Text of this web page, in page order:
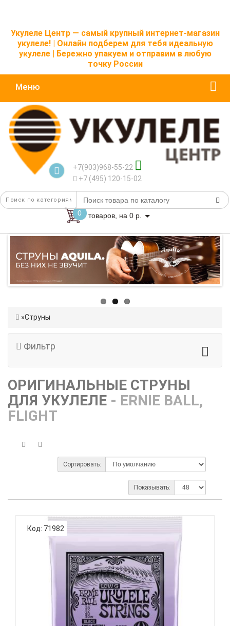
Укулеле Центр — самый крупный интернет-магазин
укулеле! | Онлайн подберем для тебя идеальную
укулеле | Бережно упакуем и отправим в любую
точку России
Меню
+7(903)968-55-22
+7 (495) 120-15-02
0 товаров, на 0 р.
Струны
Фильтр
ОРИГИНАЛЬНЫЕ СТРУНЫ
ДЛЯ УКУЛЕЛЕ - ERNIE BALL,
FLIGHT
Сортировать:
Показывать:
Код: 71982